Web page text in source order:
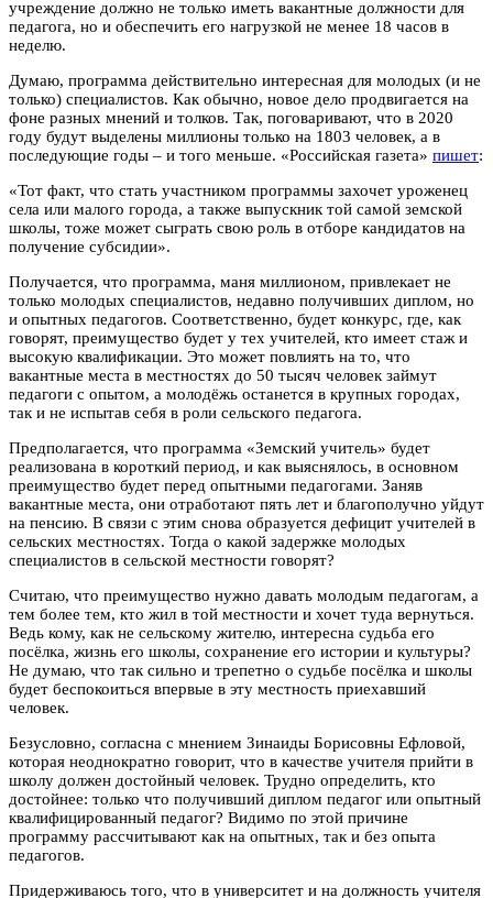
учреждение должно не только иметь вакантные должности для
педагога, но и обеспечить его нагрузкой не менее 18 часов в
неделю.
Думаю, программа действительно интересная для молодых (и не
только) специалистов. Как обычно, новое дело продвигается на
фоне разных мнений и толков. Так, поговаривают, что в 2020
году будут выделены миллионы только на 1803 человек, а в
последующие годы – и того меньше. «Российская газета» пишет:
«Тот факт, что стать участником программы захочет уроженец
села или малого города, а также выпускник той самой земской
школы, тоже может сыграть свою роль в отборе кандидатов на
получение субсидии».
Получается, что программа, маня миллионом, привлекает не
только молодых специалистов, недавно получивших диплом, но
и опытных педагогов. Соответственно, будет конкурс, где, как
говорят, преимущество будет у тех учителей, кто имеет стаж и
высокую квалификации. Это может повлиять на то, что
вакантные места в местностях до 50 тысяч человек займут
педагоги с опытом, а молодёжь останется в крупных городах,
так и не испытав себя в роли сельского педагога.
Предполагается, что программа «Земский учитель» будет
реализована в короткий период, и как выяснялось, в основном
преимущество будет перед опытными педагогами. Заняв
вакантные места, они отработают пять лет и благополучно уйдут
на пенсию. В связи с этим снова образуется дефицит учителей в
сельских местностях. Тогда о какой задержке молодых
специалистов в сельской местности говорят?
Считаю, что преимущество нужно давать молодым педагогам, а
тем более тем, кто жил в той местности и хочет туда вернуться.
Ведь кому, как не сельскому жителю, интересна судьба его
посёлка, жизнь его школы, сохранение его истории и культуры?
Не думаю, что так сильно и трепетно о судьбе посёлка и школы
будет беспокоиться впервые в эту местность приехавший
человек.
Безусловно, согласна с мнением Зинаиды Борисовны Ефловой,
которая неоднократно говорит, что в качестве учителя прийти в
школу должен достойный человек. Трудно определить, кто
достойнее: только что получивший диплом педагог или опытный
квалифицированный педагог? Видимо по этой причине
программу рассчитывают как на опытных, так и без опыта
педагогов.
Придерживаюсь того, что в университет и на должность учителя